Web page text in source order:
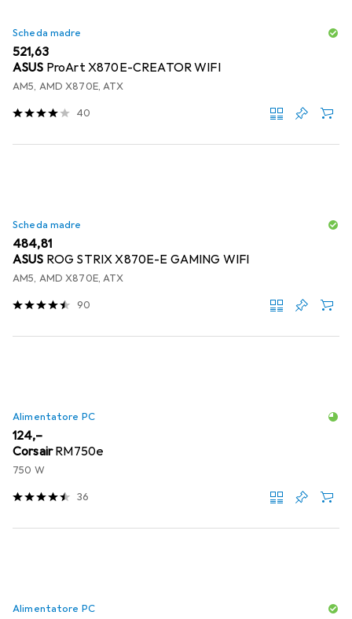
Scheda madre
EUR
521,63
ASUS ProArt X870E-CREATOR WIFI
AM5, AMD X870E, ATX
40
Scheda madre
EUR
484,81
ASUS ROG STRIX X870E-E GAMING WIFI
AM5, AMD X870E, ATX
90
Alimentatore PC
EUR
124,–
CorsairRM750e
750 W
36
Alimentatore PC